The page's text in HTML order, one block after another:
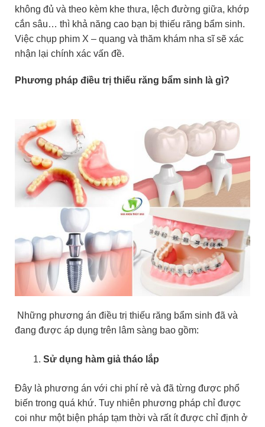
không đủ và theo kèm khe thưa, lệch đường giữa, khớp
cắn sâu… thì khả năng cao bạn bị thiếu răng bẩm sinh.
Việc chụp phim X – quang và thăm khám nha sĩ sẽ xác
nhận lại chính xác vấn đề.
Phương pháp điều trị thiếu răng bẩm sinh là gì?
Những phương án điều trị thiếu răng bẩm sinh đã và
đang được áp dụng trên lâm sàng bao gồm:
Sử dụng hàm giả tháo lắp
Đây là phương án với chi phí rẻ và đã từng được phổ
biến trong quá khứ. Tuy nhiên phương pháp chỉ được
coi như một biện pháp tạm thời và rất ít được chỉ định ở